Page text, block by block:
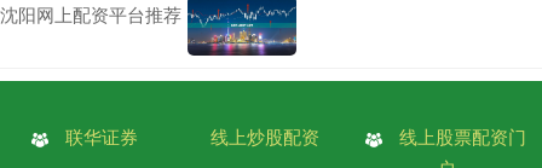
沈阳网上配资平台推荐
联华证券 线上炒股配资
线上股票配资门